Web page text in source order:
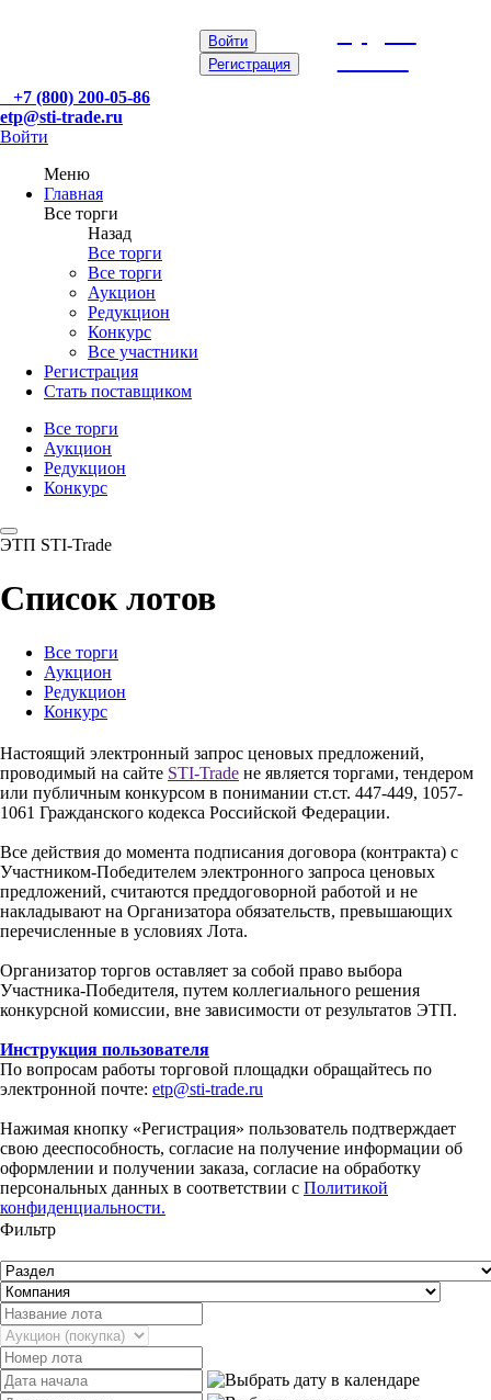
Войти
Регистрация
+7 (800) 200-05-86
etp@sti-trade.ru
Войти
Меню
Главная
Все торги
Назад
Все торги
Все торги
Аукцион
Редукцион
Конкурс
Все участники
Регистрация
Стать поставщиком
Все торги
Аукцион
Редукцион
Конкурс
ЭТП STI-Trade
Список лотов
Все торги
Аукцион
Редукцион
Конкурс
Настоящий электронный запрос ценовых предложений,
проводимый на сайте STI-Trade не является торгами, тендером
или публичным конкурсом в понимании ст.ст. 447-449, 1057-
1061 Гражданского кодекса Российской Федерации.
Все действия до момента подписания договора (контракта) с
Участником-Победителем электронного запроса ценовых
предложений, считаются преддоговорной работой и не
накладывают на Организатора обязательств, превышающих
перечисленные в условиях Лота.
Организатор торгов оставляет за собой право выбора
Участника-Победителя, путем коллегиального решения
конкурсной комиссии, вне зависимости от результатов ЭТП.
Инструкция пользователя
По вопросам работы торговой площадки обращайтесь по
электронной почте: etp@sti-trade.ru
Нажимая кнопку «Регистрация» пользователь подтверждает
свою дееспособность, согласие на получение информации об
оформлении и получении заказа, согласие на обработку
персональных данных в соответствии с Политикой
конфиденциальности.
Фильтр